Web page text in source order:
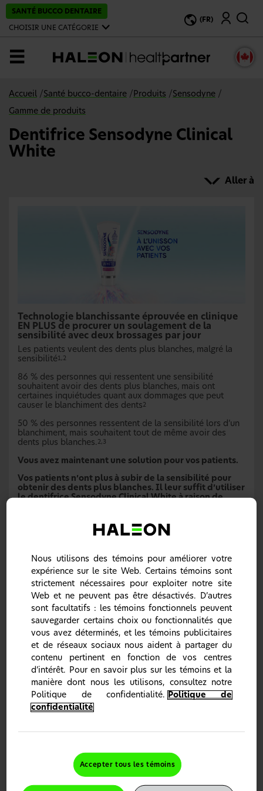
SANTÉ BUCCO DENTAIRE
CHOISIR UNE CATÉGORIE
(FR)
Recherche
MENU
Accueil / Santé bucco-dentaire / Produits / Sensodyne /
Gamme de produits
Dentifrice Sensodyne Clinical
White
Aller à
Technologie blanchissante éprouvée en clinique
EN PLUS de procurer un soulagement de la
sensibilité avec deux brossages par jour
Les patients veulent des dents plus blanches, malgré la
sensibilité1,2
86 % des personnes qui ressentent une sensibilité
souhaitent avoir des dents plus blanches, mais ont
certaines inquiétudes quant aux dommages que peut
causer le blanchiment des dents 2
50 % des personnes ressentent de la sensibilité lors d’un
blanchiment, mais souhaitent tout de même avoir des
dents plus blanches. 2,3
Vous avez maintenant une solution pour vos patients.
Vos patients n’ont plus à subir de la sensibilité pour
obtenir des dents plus blanches. Il leur suffit d’utiliser
le dentifrice Sensodyne Clinical White à raison de
Notre maîtrise de la sensibilité n’a jamais été
aussi radieuse*
Une formule sans danger pour l’émail qui permet de
blanchir et de polir les dents ainsi que de prévenir les
futures taches, tout en protégeant contre la sensibilité.
Le dentifrice Sensodyne Clinical White contient:
repousser les taches de la surface de la dent et
prévenir l’apparition de nouvelles taches
Silice hautement nettoyante -pour déloger les
taches de surface par une action physique9
Nous utilisons des témoins pour améliorer votre
expérience sur le site Web. Certains témoins sont
strictement nécessaires pour exploiter notre site
Web et ne peuvent pas être désactivés. D’autres
sont facultatifs : les témoins fonctionnels peuvent
sauvegarder certains choix ou fonctionnalités que
vous avez déterminés, et les témoins publicitaires
et de réseaux sociaux nous aident à partager du
contenu pertinent en fonction de vos centres
d’intérêt. Pour en savoir plus sur les témoins et la
manière dont nous les utilisons, consultez notre
Politique de confidentialité.
Politique de
confidentialité
Accepter tous les témoins